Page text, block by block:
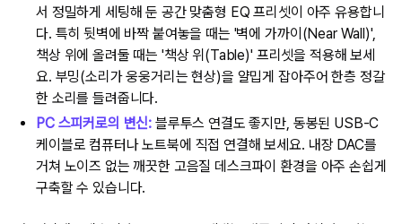
서 정밀하게 세팅해 둔 공간 맞춤형 EQ 프리셋이 아주 유용합니
다. 특히 뒷벽에 바짝 붙여놓을 때는 '벽에 가까이(Near Wall)',
책상 위에 올려둘 때는 '책상 위(Table)' 프리셋을 적용해 보세
요. 부밍(소리가 웅웅거리는 현상)을 얄밉게 잡아주어 한층 정갈
한 소리를 들려줍니다.
PC 스피커로의 변신: 블루투스 연결도 좋지만, 동봉된 USB-C
케이블로 컴퓨터나 노트북에 직접 연결해 보세요. 내장 DAC를
거쳐 노이즈 없는 깨끗한 고음질 데스크파이 환경을 아주 손쉽게
구축할 수 있습니다.